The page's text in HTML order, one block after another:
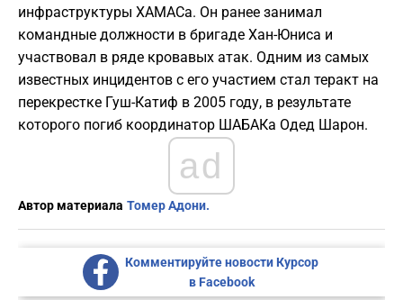
инфраструктуры ХАМАСа. Он ранее занимал
командные должности в бригаде Хан-Юниса и
участвовал в ряде кровавых атак. Одним из самых
известных инцидентов с его участием стал теракт на
перекрестке Гуш-Катиф в 2005 году, в результате
которого погиб координатор ШАБАКа Одед Шарон.
ad
Автор материала Томер Адони.
Комментируйте новости Курсор
в Facebook